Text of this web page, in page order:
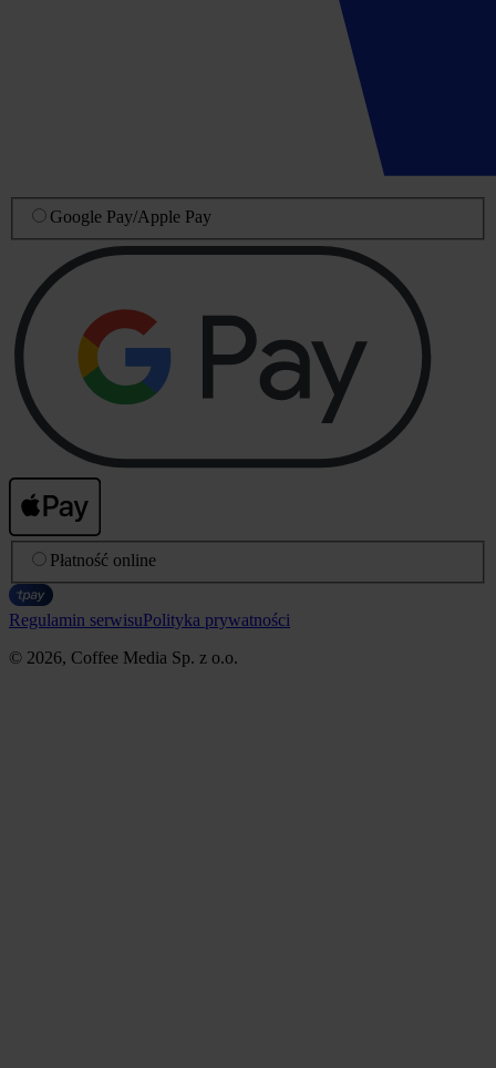
Google Pay/Apple Pay
Płatność online
Regulamin serwisuPolityka prywatności
© 2026, Coffee Media Sp. z o.o.